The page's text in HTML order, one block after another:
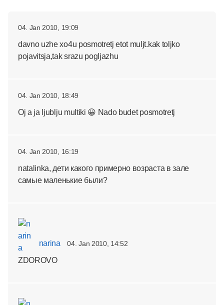
04. Jan 2010, 19:09
davno uzhe xo4u posmotretj etot muljt.kak toljko
pojavitsja,tak srazu pogljazhu
04. Jan 2010, 18:49
Oj a ja ljublju multiki 😀 Nado budet posmotretj
04. Jan 2010, 16:19
natalinka, дети какого примерно возраста в зале
самые маленькие были?
narina 04. Jan 2010, 14:52
ZDOROVO